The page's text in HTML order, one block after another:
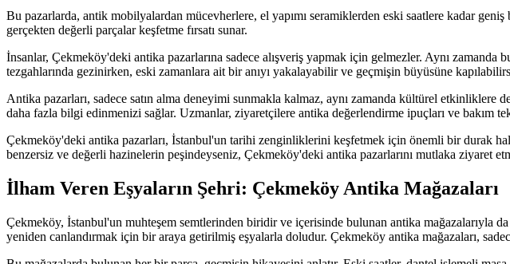
Bu pazarlarda, antik mobilyalardan mücevherlere, el yapımı seramiklerden eski saatlere kadar
gerçekten değerli parçalar keşfetme fırsatı sunar.
İnsanlar, Çekmeköy'deki antika pazarlarına sadece alışveriş yapmak için gelmezler. Aynı zamanda
tezgahlarında gezinirken, eski zamanlara ait bir anıyı yakalayabilir ve geçmişin büyüsüne
Antika pazarları, sadece satın alma deneyimi sunmakla kalmaz, aynı zamanda kültürel etkinliklere
daha fazla bilgi edinmenizi sağlar. Uzmanlar, ziyaretçilere antika değerlendirme ipuçları ve bakım
Çekmeköy'deki antika pazarları, İstanbul'un tarihi zenginliklerini keşfetmek için önemli bir durak
benzersiz ve değerli hazinelerin peşindeyseniz, Çekmeköy'deki antika pazarlarını mutlaka ziyaret
İlham Veren Eşyaların Şehri: Çekmeköy Antika Mağazaları
Çekmeköy, İstanbul'un muhteşem semtlerinden biridir ve içerisinde bulunan antika mağazalarıyla
yeniden canlandırmak için bir araya getirilmiş eşyalarla doludur. Çekmeköy antika mağazaları,